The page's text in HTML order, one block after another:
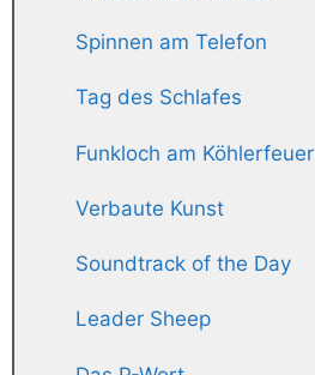
Spinnen am Telefon
Tag des Schlafes
Funkloch am Köhlerfeuer
Verbaute Kunst
Soundtrack of the Day
Leader Sheep